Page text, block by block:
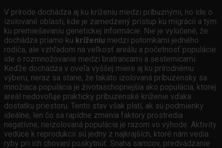
V prírode dochádza aj ku kríženiu medzi príbuznými, no ide o
izolované oblasti, kde je zamedzený prístup ku migrácii a tým
ku premiešavaniu genetickej informácie. Nie je vylúčené, že
dochádza priamo ku kríženiu medzi potomkami jedného
rodiča, ale vzhľadom na veľkosť areálu a početnosť populácie
ide o rozmnožovanie medzi bratrancami a sesternicami.
Keďže dochádza v oveľa vyššej miere aj ku prírodnému
výberu, neraz sa stane, že takáto izolovaná príbuzensky sa
množiaca populácia je životaschopnejšia ako populácia, ktorej
areál nedovoľuje prakticky príbuzenské kríženie vďaka
dostatku priestoru. Tento stav však platí, ak sú podmienky
ideálne, len čo sa rapídne zmenia faktory prostredia
negatívne, neizolovaná populácia je razom vo výhode. Aktivity
vedúce k reprodukcii sú jedny z najkrajších, ktoré nám vedia
ryby pri ich chovaní poskytnúť. Snaha samcov, predvádzanie